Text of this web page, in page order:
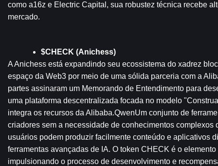
como a16z e Electric Capital, sua robustez técnica recebe
mercado.
$CHECK (Anichess)
A Anichess está expandindo seu ecossistema do xadrez
espaço da Web3 por meio de uma sólida parceria com a
partes assinaram um Memorando de Entendimento para
uma plataforma descentralizada focada no modelo
integra os recursos da Alibaba.QwenUm conjunto de
criadores sem a necessidade de conhecimentos complexos
usuários podem produzir facilmente conteúdo e aplicativos
ferramentas avançadas de IA. O token CHECK é o
impulsionando o processo de desenvolvimento e